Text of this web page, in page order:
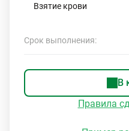
Взятие крови
Срок выполнения:
В
Правила